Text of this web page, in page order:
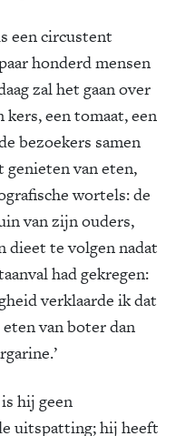
een circustent
honderd mensen
zal het gaan over
een tomaat, een
bezoekers samen
van eten,
wortels: de
van zijn ouders,
dieet te volgen nadat
had gekregen:
verklaarde ik dat
van boter dan
hij geen
uitspatting; hij heeft